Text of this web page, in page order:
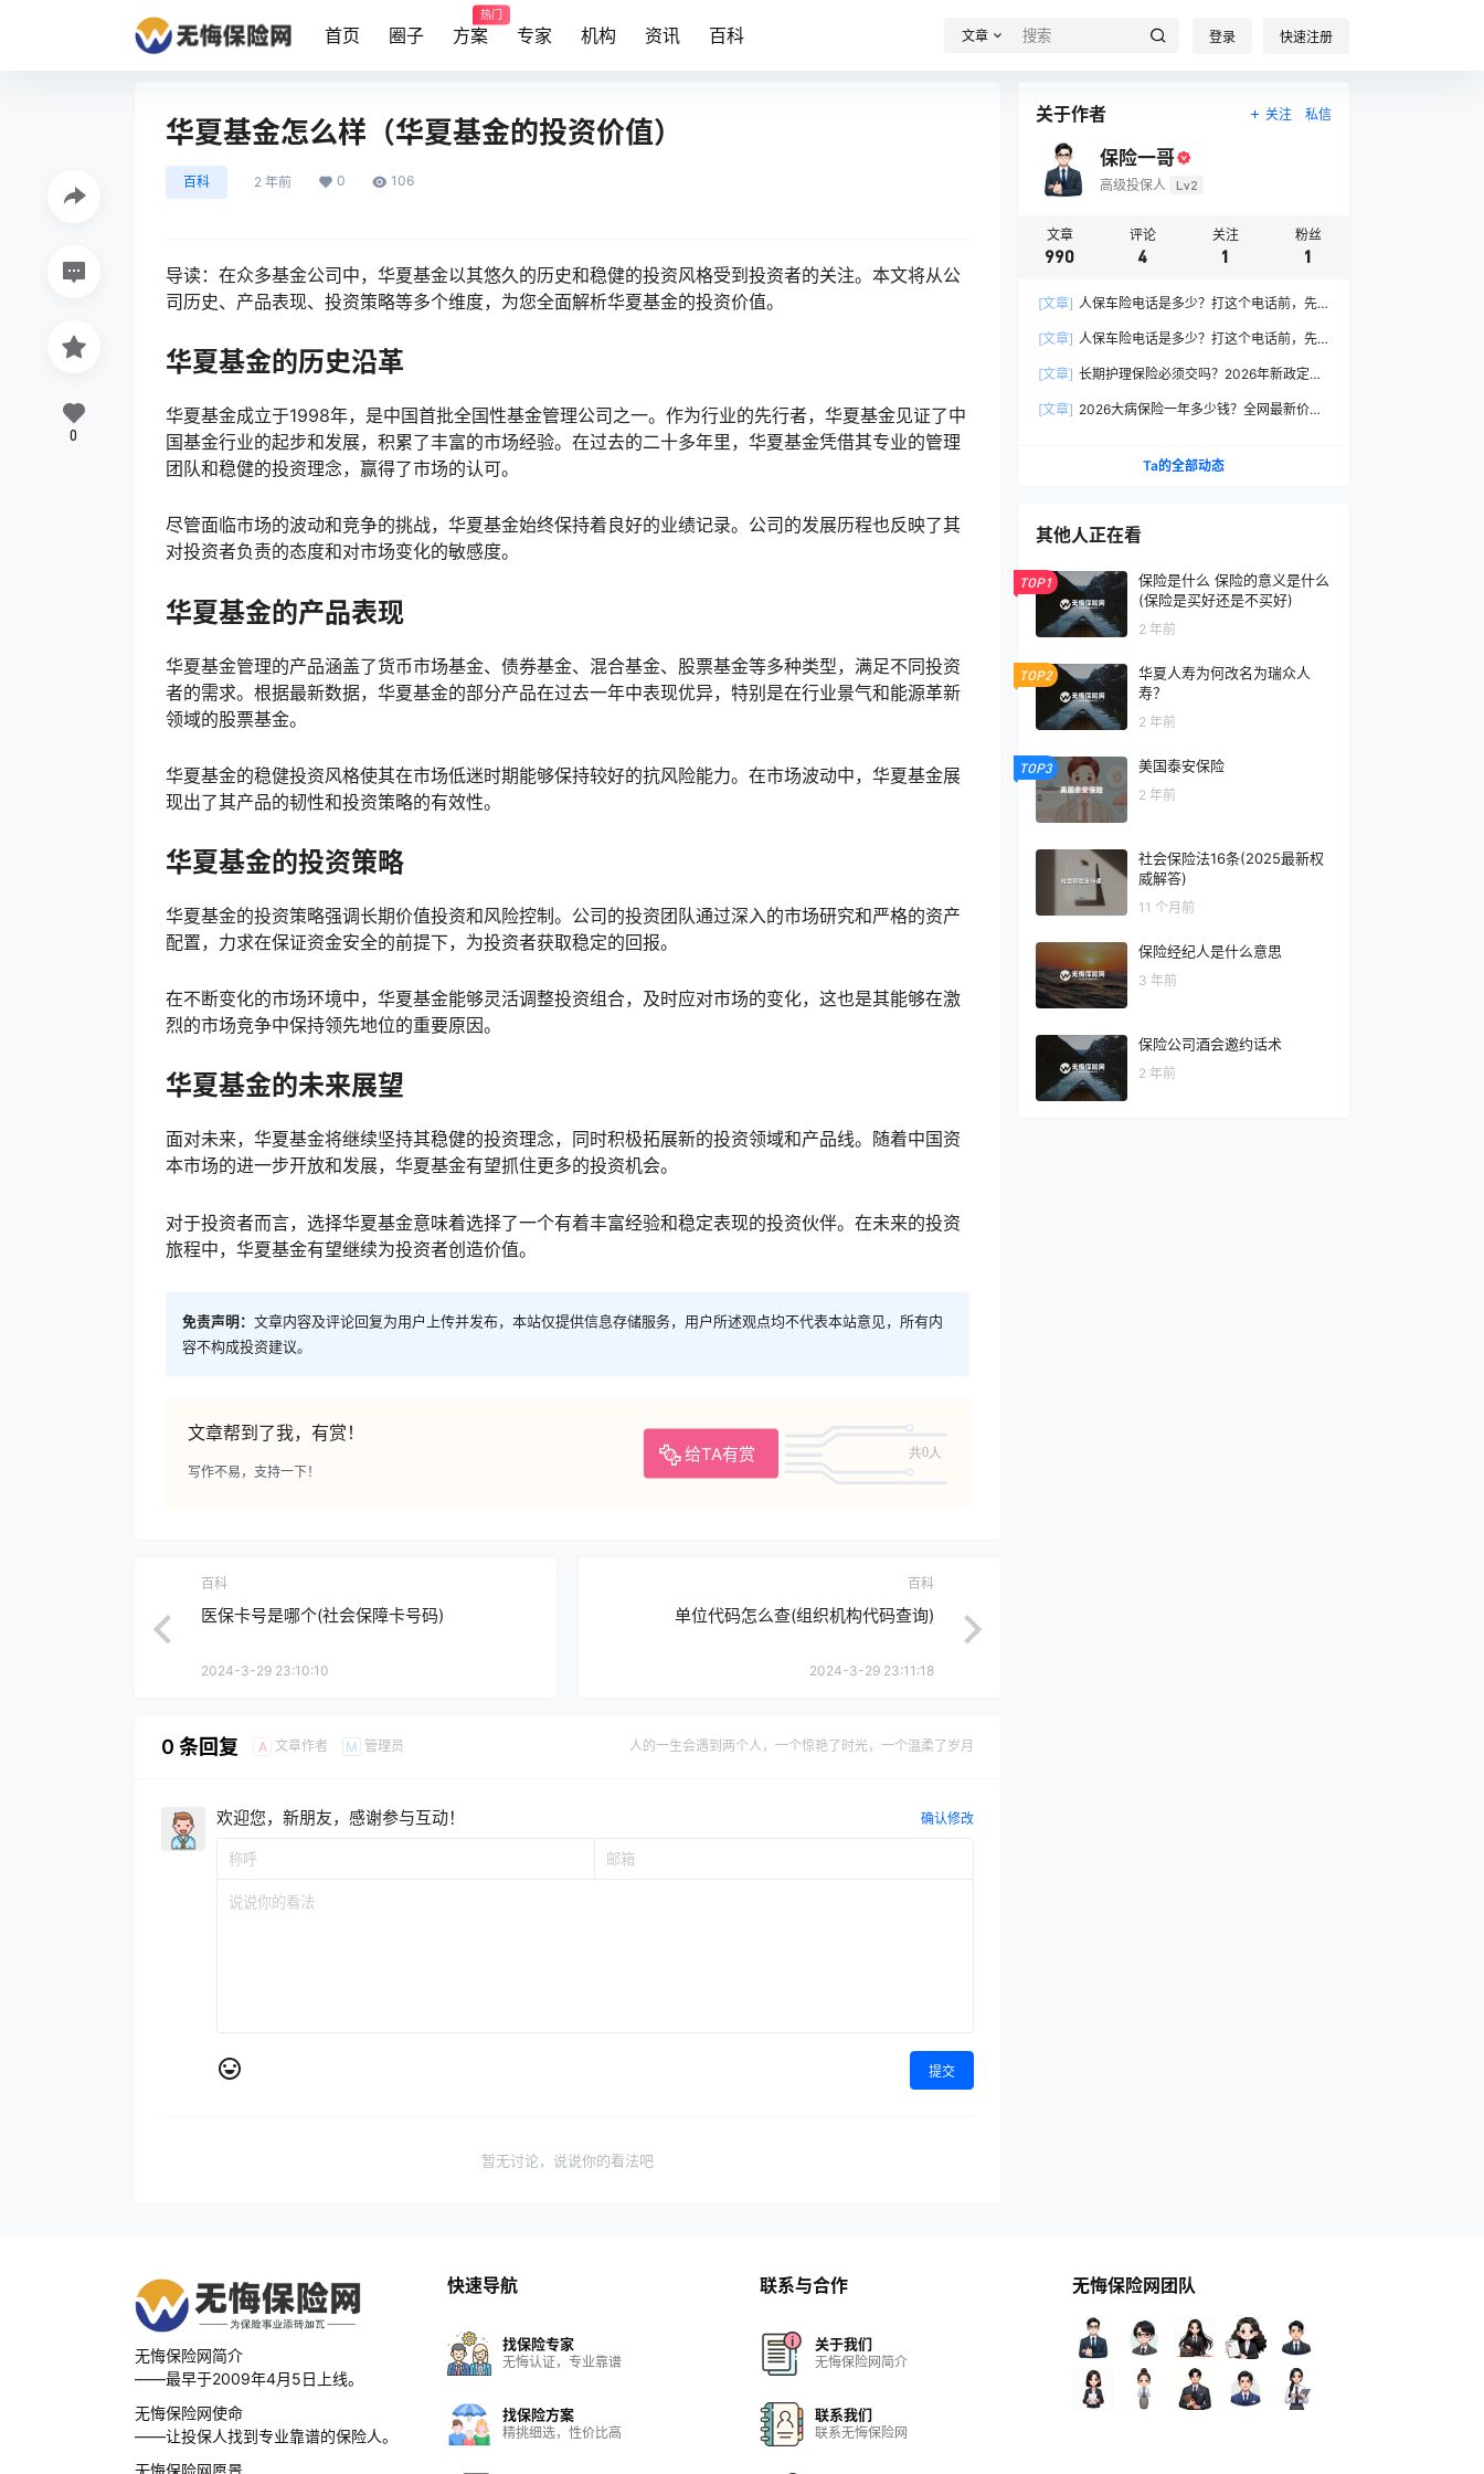
首页 圈子 方案
热门
专家 机构 资讯 百科 文章 登录 快速注册
华夏基金怎么样（华夏基金的投资价值）
百科 2 年前 0 106
导读：在众多基金公司中，华夏基金以其悠久的历史和稳健的投资风格受到投资者的关注。本文将从公
司历史、产品表现、投资策略等多个维度，为您全面解析华夏基金的投资价值。
华夏基金的历史沿革
华夏基金成立于1998年，是中国首批全国性基金管理公司之一。作为行业的先行者，华夏基金见证了中
国基金行业的起步和发展，积累了丰富的市场经验。在过去的二十多年里，华夏基金凭借其专业的管理
团队和稳健的投资理念，赢得了市场的认可。
尽管面临市场的波动和竞争的挑战，华夏基金始终保持着良好的业绩记录。公司的发展历程也反映了其
对投资者负责的态度和对市场变化的敏感度。
华夏基金的产品表现
华夏基金管理的产品涵盖了货币市场基金、债券基金、混合基金、股票基金等多种类型，满足不同投资
者的需求。根据最新数据，华夏基金的部分产品在过去一年中表现优异，特别是在行业景气和能源革新
领域的股票基金。
华夏基金的稳健投资风格使其在市场低迷时期能够保持较好的抗风险能力。在市场波动中，华夏基金展
现出了其产品的韧性和投资策略的有效性。
华夏基金的投资策略
华夏基金的投资策略强调长期价值投资和风险控制。公司的投资团队通过深入的市场研究和严格的资产
配置，力求在保证资金安全的前提下，为投资者获取稳定的回报。
在不断变化的市场环境中，华夏基金能够灵活调整投资组合，及时应对市场的变化，这也是其能够在激
烈的市场竞争中保持领先地位的重要原因。
华夏基金的未来展望
面对未来，华夏基金将继续坚持其稳健的投资理念，同时积极拓展新的投资领域和产品线。随着中国资
本市场的进一步开放和发展，华夏基金有望抓住更多的投资机会。
对于投资者而言，选择华夏基金意味着选择了一个有着丰富经验和稳定表现的投资伙伴。在未来的投资
旅程中，华夏基金有望继续为投资者创造价值。
免责声明： 文章内容及评论回复为用户上传并发布，本站仅提供信息存储服务，用户所述观点均不代表本站意见，所有内
容不构成投资建议。
文章帮到了我，有赏！
给TA有赏 共0人
写作不易，支持一下！
0
百科
医保卡号是哪个(社会保障卡号码)
2024-3-29 23:10:10
百科
单位代码怎么查(组织机构代码查询)
2024-3-29 23:11:18
0 条回复 A 文章作者 M 管理员 人的一生会遇到两个人，一个惊艳了时光，一个温柔了岁月
欢迎您，新朋友，感谢参与互动！ 确认修改
提交
暂无讨论，说说你的看法吧
关于作者 关注 私信
保险一哥
高级投保人 Lv2
文章
990
评论
4
关注
1
粉丝
1
[文章] 人保车险电话是多少？打这个电话前，先
[文章] 人保车险电话是多少？打这个电话前，先
[文章] 长期护理保险必须交吗？2026年新政定
[文章] 2026大病保险一年多少钱？全网最新价格
Ta的全部动态
其他人正在看
TOP1
保险是什么 保险的意义是什么
(保险是买好还是不买好)
2 年前
TOP2
华夏人寿为何改名为瑞众人
寿？
2 年前
TOP3 美国泰安保险
2 年前
社会保险法16条(2025最新权
威解答)
11 个月前
保险经纪人是什么意思
3 年前
保险公司酒会邀约话术
2 年前
无悔保险网简介
——最早于2009年4月5日上线。
无悔保险网使命
——让投保人找到专业靠谱的保险人。
无悔保险网愿景
快速导航
找保险专家
无悔认证，专业靠谱
找保险方案
精挑细选，性价比高
联系与合作
关于我们
无悔保险网简介
联系我们
联系无悔保险网
无悔保险网团队